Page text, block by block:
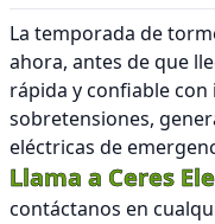
La temporada de
ahora, antes de que
rápida y confiable
sobretensiones,
eléctricas de
Llama a Ceres
contáctanos en